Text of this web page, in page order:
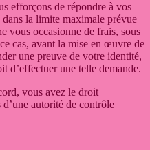
efforçons de répondre à vos
la limite maximale prévue
vous occasionne de frais, sous
cas, avant la mise en œuvre de
une preuve de votre identité,
d’effectuer une telle demande.
vous avez le droit
autorité de contrôle